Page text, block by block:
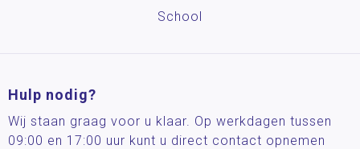
School
Hulp nodig?
Wij staan graag voor u klaar. Op werkdagen tussen
09:00 en 17:00 uur kunt u direct contact opnemen